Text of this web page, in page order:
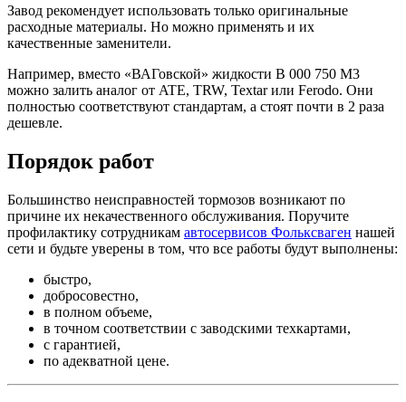
Завод рекомендует использовать только оригинальные
расходные материалы. Но можно применять и их
качественные заменители.
Например, вместо «ВАГовской» жидкости B 000 750 M3
можно залить аналог от ATE, TRW, Textar или Ferodo. Они
полностью соответствуют стандартам, а стоят почти в 2 раза
дешевле.
Порядок работ
Большинство неисправностей тормозов возникают по
причине их некачественного обслуживания. Поручите
профилактику сотрудникам автосервисов Фольксваген нашей
сети и будьте уверены в том, что все работы будут выполнены:
быстро,
добросовестно,
в полном объеме,
в точном соответствии с заводскими техкартами,
с гарантией,
по адекватной цене.